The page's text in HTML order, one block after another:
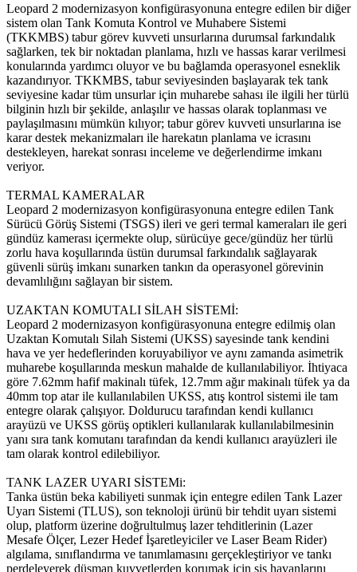
Leopard 2 modernizasyon konfigürasyonuna entegre edilen bir diğer
sistem olan Tank Komuta Kontrol ve Muhabere Sistemi
(TKKMBS) tabur görev kuvveti unsurlarına durumsal farkındalık
sağlarken, tek bir noktadan planlama, hızlı ve hassas karar verilmesi
konularında yardımcı oluyor ve bu bağlamda operasyonel esneklik
kazandırıyor. TKKMBS, tabur seviyesinden başlayarak tek tank
seviyesine kadar tüm unsurlar için muharebe sahası ile ilgili her türlü
bilginin hızlı bir şekilde, anlaşılır ve hassas olarak toplanması ve
paylaşılmasını mümkün kılıyor; tabur görev kuvveti unsurlarına ise
karar destek mekanizmaları ile harekatın planlama ve icrasını
destekleyen, harekat sonrası inceleme ve değerlendirme imkanı
veriyor.
TERMAL KAMERALAR
Leopard 2 modernizasyon konfigürasyonuna entegre edilen Tank
Sürücü Görüş Sistemi (TSGS) ileri ve geri termal kameraları ile geri
gündüz kamerası içermekte olup, sürücüye gece/gündüz her türlü
zorlu hava koşullarında üstün durumsal farkındalık sağlayarak
güvenli sürüş imkanı sunarken tankın da operasyonel görevinin
devamlılığını sağlayan bir sistem.
UZAKTAN KOMUTALI SİLAH SİSTEMİ:
Leopard 2 modernizasyon konfigürasyonuna entegre edilmiş olan
Uzaktan Komutalı Silah Sistemi (UKSS) sayesinde tank kendini
hava ve yer hedeflerinden koruyabiliyor ve aynı zamanda asimetrik
muharebe koşullarında meskun mahalde de kullanılabiliyor. İhtiyaca
göre 7.62mm hafif makinalı tüfek, 12.7mm ağır makinalı tüfek ya da
40mm top atar ile kullanılabilen UKSS, atış kontrol sistemi ile tam
entegre olarak çalışıyor. Doldurucu tarafından kendi kullanıcı
arayüzü ve UKSS görüş optikleri kullanılarak kullanılabilmesinin
yanı sıra tank komutanı tarafından da kendi kullanıcı arayüzleri ile
tam olarak kontrol edilebiliyor.
TANK LAZER UYARI SİSTEMi:
Tanka üstün beka kabiliyeti sunmak için entegre edilen Tank Lazer
Uyarı Sistemi (TLUS), son teknoloji ürünü bir tehdit uyarı sistemi
olup, platform üzerine doğrultulmuş lazer tehditlerinin (Lazer
Mesafe Ölçer, Lezer Hedef İşaretleyiciler ve Laser Beam Rider)
algılama, sınıflandırma ve tanımlamasını gerçekleştiriyor ve tankı
perdeleyerek düşman kuvvetlerden korumak için sis havanlarını